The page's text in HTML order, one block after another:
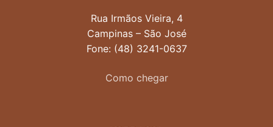
Rua Irmãos Vieira, 4
Campinas – São José
Fone: (48) 3241-0637
Como chegar